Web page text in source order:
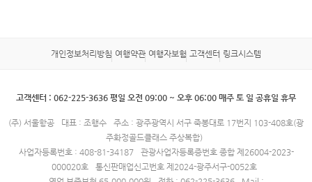
개인정보처리방침 여행약관 여행자보험 고객센터 링크시스템
고객센터 : 062-225-3636 평일 오전 09:00 ~ 오후 06:00 매주 토 일 공휴일 휴무
(주) 서울항공 대표 : 조행수
주소 : 광주광역시 서구 죽봉대로 17번지 103-408호(광
주화정골드클래스 주상복합)
사업자등록번호 : 408-81-34187
관광사업자등록증번호 종합 제26004-2023-
000020호
통신판매업신고번호 제2024-광주서구-0052호